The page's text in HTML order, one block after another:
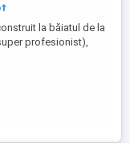
la băiatul de la
profesionist),
se poate vedea că
mine m a costat:
2500 lei Sonar
Autopilot( made
s au adăugat un